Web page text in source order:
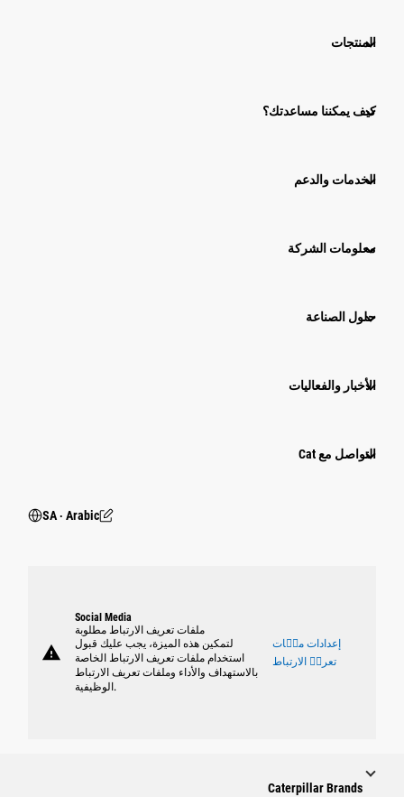
المنتجات
كيف يمكننا مساعدتك؟
الخدمات والدعم
معلومات الشركة
حلول الصناعة
الأخبار والفعاليات
التواصل مع Cat
SA ‧ Arabic
warning
Social Media
ملفات تعريف الارتباط مطلوبة
لتمكين هذه الميزة، يجب عليك قبول
استخدام ملفات تعريف الارتباط الخاصة
بالاستهداف والأداء وملفات تعريف الارتباط
الوظيفية.
إعدادات ملٝات
تعريٝ الارتباط
Caterpillar Brands